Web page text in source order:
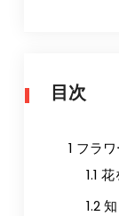
シ
目次
1 フラ
1.1 花
1.2知